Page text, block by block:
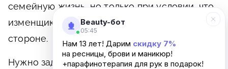
семейную жизнь, но только при условии, что
изменщик точно покончил с романом на
стороне.
Нужно задуматься над тем, зачем вы хотите
Beauty-бот
05:45
Нам 13 лет! Дарим скидку 7%
на ресницы, брови и маникюр!
+парафинотерапия для рук в подарок!